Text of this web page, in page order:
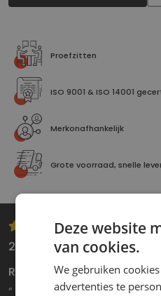
Proefzitten
ISO 9001 & ISO 14001
Merkonafhankelijk
Grote voorraad, snelle
2 februari 2026
Renovatie van een 30 jaar
“ Zeer behulpzaam en
Deze website
van cookies.
We gebruiken
advertenties te